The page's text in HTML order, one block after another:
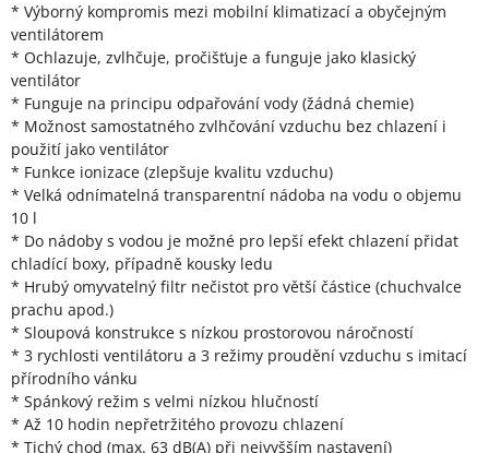
* Výborný kompromis mezi mobilní klimatizací a obyčejným
ventilátorem
* Ochlazuje, zvlhčuje, pročišťuje a funguje jako klasický
ventilátor
* Funguje na principu odpařování vody (žádná chemie)
* Možnost samostatného zvlhčování vzduchu bez chlazení i
použití jako ventilátor
* Funkce ionizace (zlepšuje kvalitu vzduchu)
* Velká odnímatelná transparentní nádoba na vodu o objemu
10 l
* Do nádoby s vodou je možné pro lepší efekt chlazení přidat
chladící boxy, případně kousky ledu
* Hrubý omyvatelný filtr nečistot pro větší částice (chuchvalce
prachu apod.)
* Sloupová konstrukce s nízkou prostorovou náročností
* 3 rychlosti ventilátoru a 3 režimy proudění vzduchu s imitací
přírodního vánku
* Spánkový režim s velmi nízkou hlučností
* Až 10 hodin nepřetržitého provozu chlazení
* Tichý chod (max. 63 dB(A) při nejvyšším nastavení)